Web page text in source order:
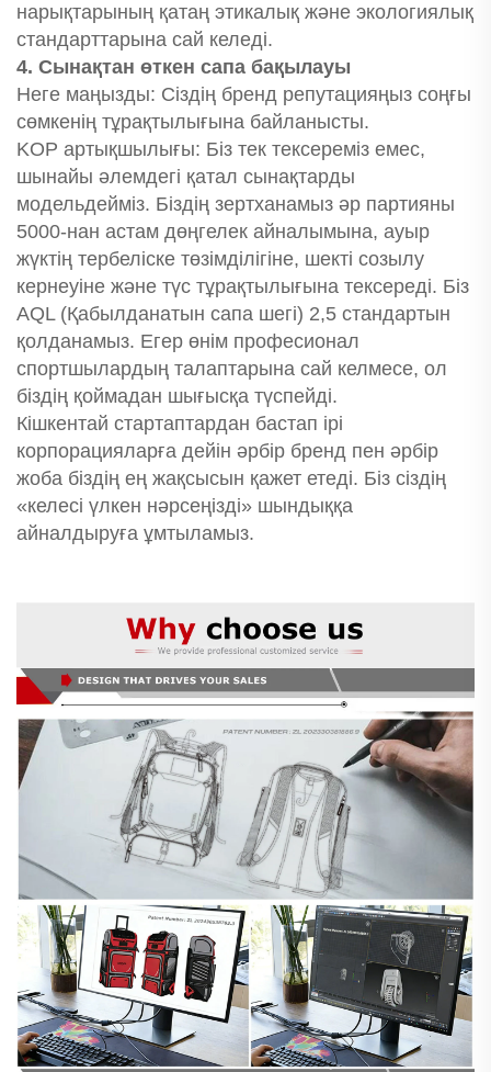
нарықтарының қатаң этикалық және экологиялық
стандарттарына сай келеді.
4. Сынақтан өткен сапа бақылауы
Неге маңызды: Сіздің бренд репутацияңыз соңғы
сөмкенің тұрақтылығына байланысты.
KOP артықшылығы: Біз тек тексереміз емес,
шынайы әлемдегі қатал сынақтарды
модельдейміз. Біздің зертханамыз әр партияны
5000-нан астам дөңгелек айналымына, ауыр
жүктің тербеліске төзімділігіне, шекті созылу
кернеуіне және түс тұрақтылығына тексереді. Біз
AQL (Қабылданатын сапа шегі) 2,5 стандартын
қолданамыз. Егер өнім професионал
спортшылардың талаптарына сай келмесе, ол
біздің қоймадан шығысқа түспейді.
Кішкентай стартаптардан бастап ірі
корпорацияларға дейін әрбір бренд пен әрбір
жоба біздің ең жақсысын қажет етеді. Біз сіздің
«келесі үлкен нәрсеңізді» шындыққа
айналдыруға ұмтыламыз.